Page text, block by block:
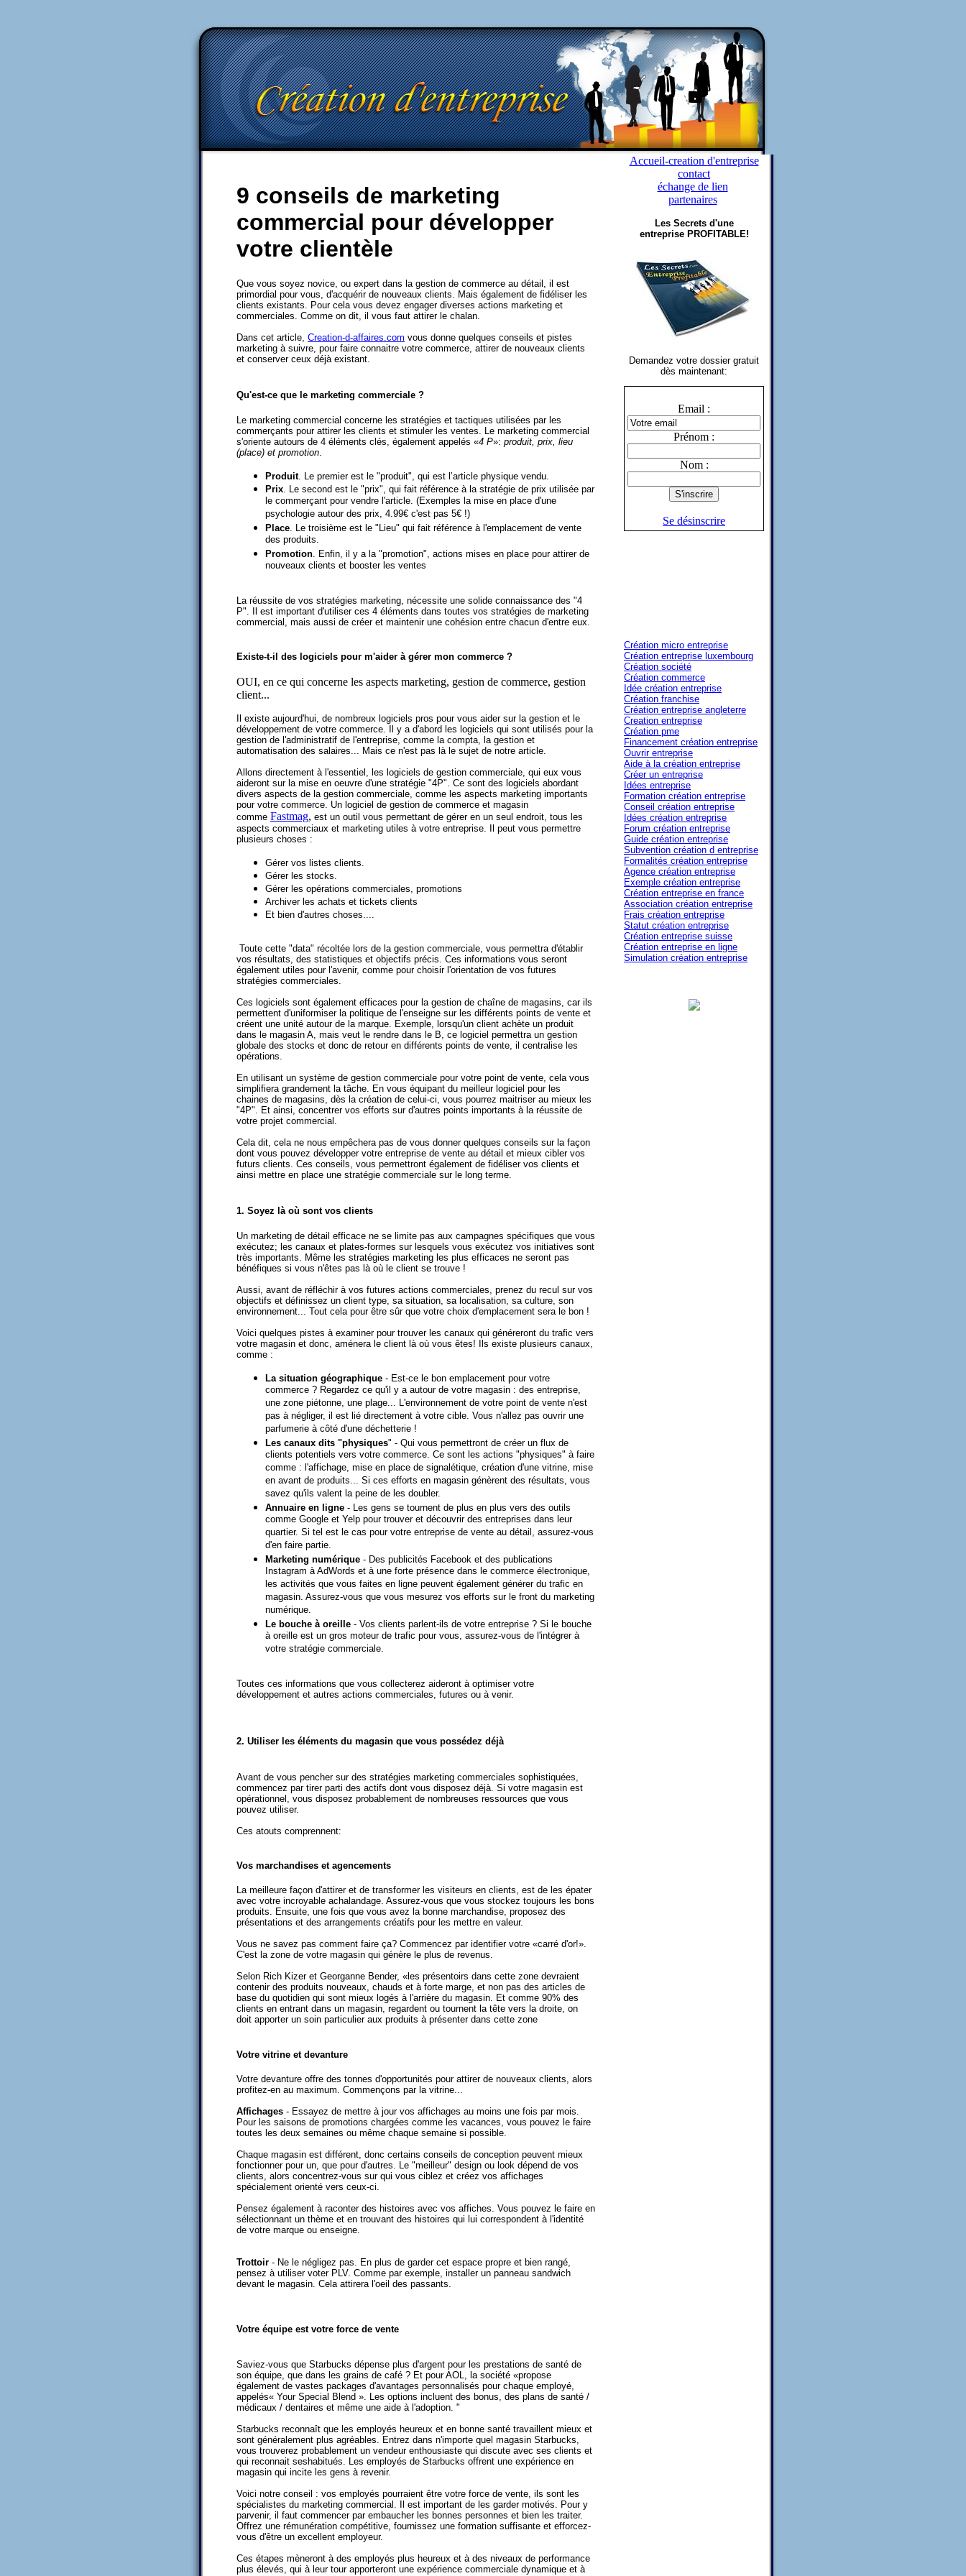
9 conseils de marketing
commercial pour développer
votre clientèle
Que vous soyez novice, ou expert dans la gestion de commerce au détail, il est
primordial pour vous, d'acquérir de nouveaux clients. Mais également de fidéliser les
clients existants. Pour cela vous devez engager diverses actions marketing et
commerciales. Comme on dit, il vous faut attirer le chalan.
Dans cet article, Creation-d-affaires.com vous donne quelques conseils et pistes
marketing à suivre, pour faire connaitre votre commerce, attirer de nouveaux clients
et conserver ceux déjà existant.
Qu'est-ce que le marketing commerciale ?
Le marketing commercial concerne les stratégies et tactiques utilisées par les
commerçants pour attirer les clients et stimuler les ventes. Le marketing commercial
s'oriente autours de 4 éléments clés, également appelés «4 P»: produit, prix, lieu
(place) et promotion
Produit. Le premier est le "produit", qui est l’article physique vendu.
Prix . Le second est le "prix", qui fait référence à la stratégie de prix utilisée par
le commerçant pour vendre l'article. (Exemples la mise en place d'une
psychologie autour des prix, 4.99€ c'est pas 5€ !)
Place . Le troisième est le "Lieu" qui fait référence à l'emplacement de vente
des produits.
Promotion . Enfin, il y a la "promotion", actions mises en place pour attirer de
nouveaux clients et booster les ventes
La réussite de vos stratégies marketing, nécessite une solide connaissance des "4
P". Il est important d'utiliser ces 4 éléments dans toutes vos stratégies de marketing
commercial, mais aussi de créer et maintenir une cohésion entre chacun d'entre eux.
Existe-t-il des logiciels pour m'aider à gérer mon commerce ?
OUI, en ce qui concerne les aspects marketing, gestion de commerce, gestion
client...
Il existe aujourd'hui, de nombreux logiciels pros pour vous aider sur la gestion et le
développement de votre commerce. Il y a d'abord les logiciels qui sont utilisés pour la
gestion de l'administratif de l'entreprise, comme la compta, la gestion et
automatisation des salaires... Mais ce n'est pas là le sujet de notre article.
Allons directement à l'essentiel, les logiciels de gestion commerciale, qui eux vous
aideront sur la mise en oeuvre d'une stratégie "4P". Ce sont des logiciels abordant
divers aspects de la gestion commerciale, comme les aspects marketing importants
pour votre commerce. Un logiciel de gestion de commerce et magasin
comme Fastmag, est un outil vous permettant de gérer en un seul endroit, tous les
aspects commerciaux et marketing utiles à votre entreprise. Il peut vous permettre
plusieurs choses :
Gérer vos listes clients.
Gérer les stocks.
Gérer les opérations commerciales, promotions
Archiver les achats et tickets clients
Et bien d'autres choses....
Toute cette "data" récoltée lors de la gestion commerciale, vous permettra d'établir
vos résultats, des statistiques et objectifs précis. Ces informations vous seront
également utiles pour l'avenir, comme pour choisir l'orientation de vos futures
stratégies commerciales.
Ces logiciels sont également efficaces pour la gestion de chaîne de magasins, car ils
permettent d'uniformiser la politique de l'enseigne sur les différents points de vente et
créent une unité autour de la marque. Exemple, lorsqu'un client achète un produit
dans le magasin A, mais veut le rendre dans le B, ce logiciel permettra un gestion
globale des stocks et donc de retour en différents points de vente, il centralise les
opérations.
En utilisant un système de gestion commerciale pour votre point de vente, cela vous
simplifiera grandement la tâche. En vous équipant du meilleur logiciel pour les
chaines de magasins, dès la création de celui-ci, vous pourrez maitriser au mieux les
"4P". Et ainsi, concentrer vos efforts sur d'autres points importants à la réussite de
votre projet commercial.
Cela dit, cela ne nous empêchera pas de vous donner quelques conseils sur la façon
dont vous pouvez développer votre entreprise de vente au détail et mieux cibler vos
futurs clients. Ces conseils, vous permettront également de fidéliser vos clients et
ainsi mettre en place une stratégie commerciale sur le long terme.
1. Soyez là où sont vos clients
Un marketing de détail efficace ne se limite pas aux campagnes spécifiques que vous
exécutez; les canaux et plates-formes sur lesquels vous exécutez vos initiatives sont
très importants. Même les stratégies marketing les plus efficaces ne seront pas
bénéfiques si vous n'êtes pas là où le client se trouve !
Aussi, avant de réfléchir à vos futures actions commerciales, prenez du recul sur vos
objectifs et définissez un client type, sa situation, sa localisation, sa culture, son
environnement... Tout cela pour être sûr que votre choix d'emplacement sera le bon !
Voici quelques pistes à examiner pour trouver les canaux qui généreront du trafic vers
votre magasin et donc, aménera le client là où vous êtes! Ils existe plusieurs canaux,
comme :
La situation géographique - Est-ce le bon emplacement pour votre
commerce ? Regardez ce qu'il y a autour de votre magasin : des entreprise,
une zone piétonne, une plage... L'environnement de votre point de vente n'est
pas à négliger, il est lié directement à votre cible. Vous n'allez pas ouvrir une
parfumerie à côté d'une déchetterie !
Les canaux dits "physiques" - Qui vous permettront de créer un flux de
clients potentiels vers votre commerce. Ce sont les actions "physiques" à faire
comme : l'affichage, mise en place de signalétique, création d'une vitrine, mise
en avant de produits... Si ces efforts en magasin génèrent des résultats, vous
savez qu'ils valent la peine de les doubler.
Annuaire en ligne - Les gens se tournent de plus en plus vers des outils
comme Google et Yelp pour trouver et découvrir des entreprises dans leur
quartier. Si tel est le cas pour votre entreprise de vente au détail, assurez-vous
d'en faire partie.
Marketing numérique - Des publicités Facebook et des publications
Instagram à AdWords et à une forte présence dans le commerce électronique,
les activités que vous faites en ligne peuvent également générer du trafic en
magasin. Assurez-vous que vous mesurez vos efforts sur le front du marketing
numérique.
Le bouche à oreille - Vos clients parlent-ils de votre entreprise ? Si le bouche
à oreille est un gros moteur de trafic pour vous, assurez-vous de l'intégrer à
votre stratégie commerciale.
Toutes ces informations que vous collecterez aideront à optimiser votre
développement et autres actions commerciales, futures ou à venir.
2. Utiliser les éléments du magasin que vous possédez déjà
Avant de vous pencher sur des stratégies marketing commerciales sophistiquées,
commencez par tirer parti des actifs dont vous disposez déjà. Si votre magasin est
opérationnel, vous disposez probablement de nombreuses ressources que vous
pouvez utiliser.
Ces atouts comprennent:
Vos marchandises et agencements
La meilleure façon d'attirer et de transformer les visiteurs en clients, est de les épater
avec votre incroyable achalandage. Assurez-vous que vous stockez toujours les bons
produits. Ensuite, une fois que vous avez la bonne marchandise, proposez des
présentations et des arrangements créatifs pour les mettre en valeur.
Vous ne savez pas comment faire ça? Commencez par identifier votre «carré d'or!».
C'est la zone de votre magasin qui génère le plus de revenus.
Selon Rich Kizer et Georganne Bender, «les présentoirs dans cette zone devraient
contenir des produits nouveaux, chauds et à forte marge, et non pas des articles de
base du quotidien qui sont mieux logés à l'arrière du magasin. Et comme 90% des
clients en entrant dans un magasin, regardent ou tournent la tête vers la droite, on
doit apporter un soin particulier aux produits à présenter dans cette zone
Votre vitrine et devanture
Votre devanture offre des tonnes d'opportunités pour attirer de nouveaux clients, alors
profitez-en au maximum. Commençons par la vitrine...
Affichages - Essayez de mettre à jour vos affichages au moins une fois par mois.
Pour les saisons de promotions chargées comme les vacances, vous pouvez le faire
toutes les deux semaines ou même chaque semaine si possible.
Chaque magasin est différent, donc certains conseils de conception peuvent mieux
fonctionner pour un, que pour d'autres. Le "meilleur" design ou look dépend de vos
clients, alors concentrez-vous sur qui vous ciblez et créez vos affichages
spécialement orienté vers ceux-ci.
Pensez également à raconter des histoires avec vos affiches. Vous pouvez le faire en
sélectionnant un thème et en trouvant des histoires qui lui correspondent à l'identité
de votre marque ou enseigne.
Trottoir - Ne le négligez pas. En plus de garder cet espace propre et bien rangé,
pensez à utiliser voter PLV. Comme par exemple, installer un panneau sandwich
devant le magasin. Cela attirera l'oeil des passants.
Votre équipe est votre force de vente
Saviez-vous que Starbucks dépense plus d'argent pour les prestations de santé de
son équipe, que dans les grains de café ? Et pour AOL, la société «propose
également de vastes packages d'avantages personnalisés pour chaque employé,
appelés« Your Special Blend ». Les options incluent des bonus, des plans de santé /
médicaux / dentaires et même une aide à l'adoption. "
Starbucks reconnaît que les employés heureux et en bonne santé travaillent mieux et
sont généralement plus agréables. Entrez dans n'importe quel magasin Starbucks,
vous trouverez probablement un vendeur enthousiaste qui discute avec ses clients et
qui reconnait seshabitués. Les employés de Starbucks offrent une expérience en
magasin qui incite les gens à revenir.
Voici notre conseil : vos employés pourraient être votre force de vente, ils sont les
spécialistes du marketing commercial. Il est important de les garder motivés. Pour y
parvenir, il faut commencer par embaucher les bonnes personnes et bien les traiter.
Offrez une rémunération compétitive, fournissez une formation suffisante et efforcez-
vous d'être un excellent employeur.
Ces étapes mèneront à des employés plus heureux et à des niveaux de performance
plus élevés, qui à leur tour apporteront une expérience commerciale dynamique et à
Accueil-creation d'entreprise
contact
échange de lien
partenaires
Les Secrets d'une
entreprise PROFITABLE!
Demandez votre dossier gratuit
dès maintenant:
Email :
Prénom :
Nom :
Se désinscrire
Création micro entreprise
Création entreprise luxembourg
Création société
Création commerce
Idée création entreprise
Création franchise
Création entreprise angleterre
Creation entreprise
Création pme
Financement création entreprise
Ouvrir entreprise
Aide à la création entreprise
Créer un entreprise
Idées entreprise
Formation création entreprise
Conseil création entreprise
Idées création entreprise
Forum création entreprise
Guide création entreprise
Subvention création d entreprise
Formalités création entreprise
Agence création entreprise
Exemple création entreprise
Création entreprise en france
Association création entreprise
Frais création entreprise
Statut création entreprise
Création entreprise suisse
Création entreprise en ligne
Simulation création entreprise